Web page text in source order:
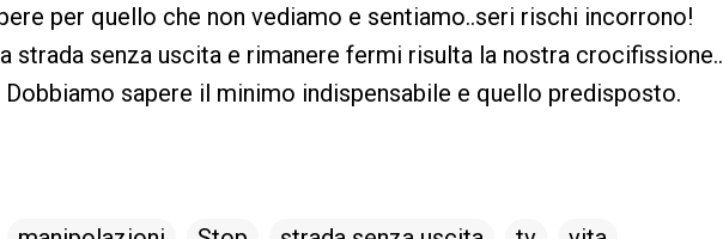
per quello che non vediamo e sentiamo..seri rischi incorrono!
strada senza uscita e rimanere fermi risulta la nostra crocifissione..
sapere il minimo indispensabile e quello predisposto.